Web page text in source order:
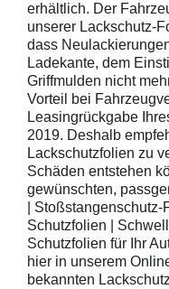
erhältlich. Der
unserer Lackschutz-
dass
Ladekante, dem
Griffmulden nicht
Vorteil bei
Leasingrückgabe
2019. Deshalb
Lackschutzfolien zu
Schäden entstehen
gewünschten,
|
Schutzfolien |
Schutzfolien für Ihr
hier in unserem
bekannten